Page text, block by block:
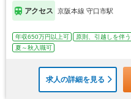
アクセス 京阪本線 守口市駅
年収650万円以上可 原則、引越しを伴う
夏～秋入職可
求人の詳細を見る